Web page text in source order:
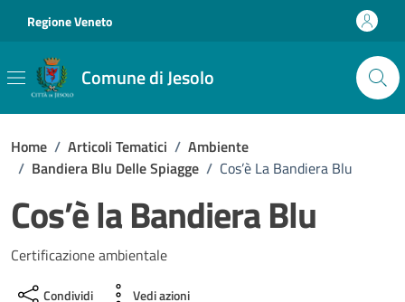
Regione Veneto
Comune di Jesolo
Home / Articoli Tematici / Ambiente
/ Bandiera Blu Delle Spiagge / Cos’è La Bandiera Blu
Cos’è la Bandiera Blu
Certificazione ambientale
Condividi Vedi azioni